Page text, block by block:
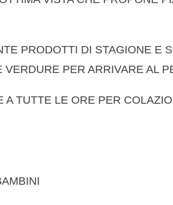
PRODOTTI DI STAGIONE E
VERDURE PER ARRIVARE AL
A TUTTE LE ORE PER